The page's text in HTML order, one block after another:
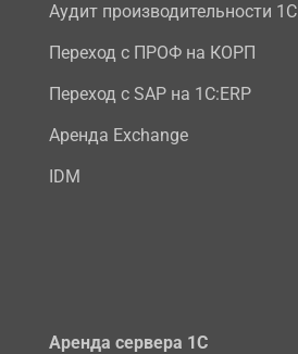
Аудит производительности 1С
Переход с ПРОФ на КОРП
Переход с SAP на 1С:ERP
Аренда Exchange
IDM
Аренда сервера 1С